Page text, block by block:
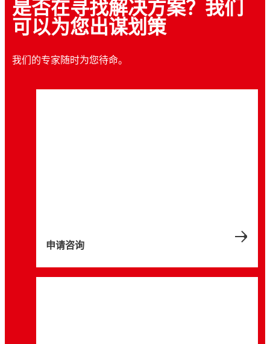
是否在寻找解决方案？我们
可以为您出谋划策
我们的专家随时为您待命。
申请咨询